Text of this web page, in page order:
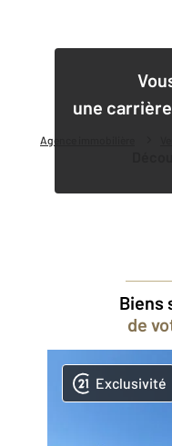
Agence immobilière
une
Biens
de
Exclusivité